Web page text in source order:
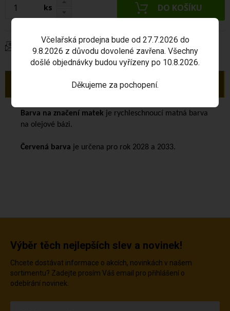
ks
Dotaz na produkt
Barva na značení matek je rychleschnoucí matná barva
na olejové bázi.
Červená barva je určena pro rok 2028 a 2033.
Výběr těch nejlepších slev a novinek!
Chcete dostávat informace o akcích, novinkách v našem
sortimentu? Zadejte prosím Váš email pro přihlášení o
odebírání novinek.
Včelařská prodejna bude od 27.7.2026 do
9.8.2026 z důvodu dovolené zavřena. Všechny
došlé objednávky budou vyřízeny po 10.8.2026.
Děkujeme za pochopení.